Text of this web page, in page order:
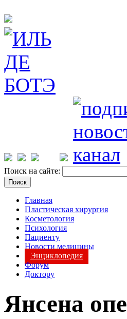
Поиск на сайте:
Главная
Пластическая хирургия
Косметология
Психология
Пациенту
Новости медицины
Энциклопедия
Форум
Доктору
Янсена